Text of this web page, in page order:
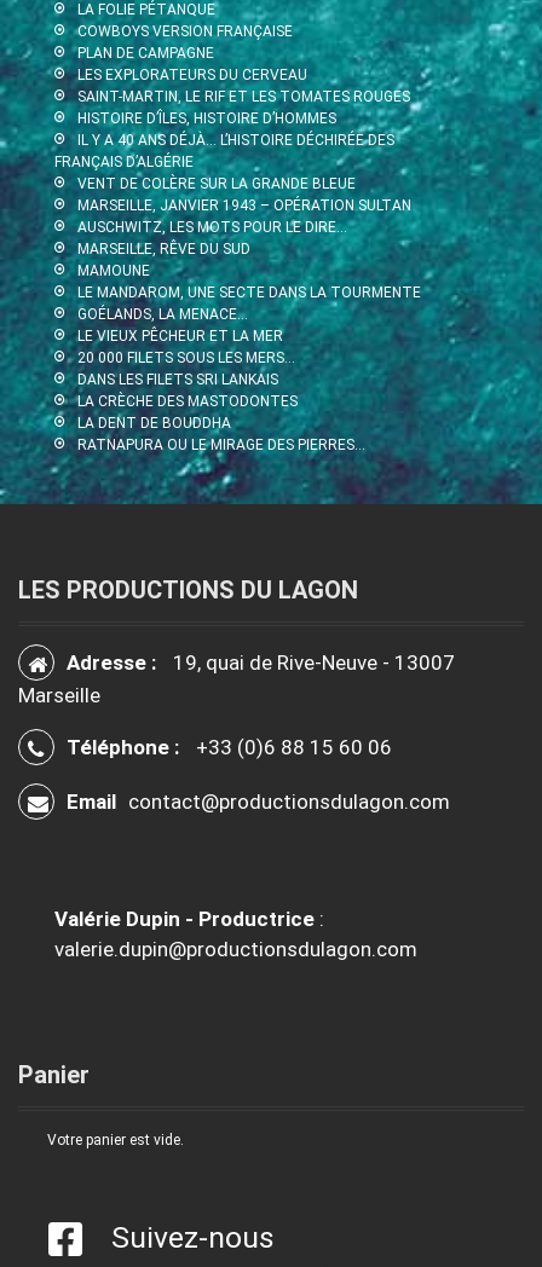
LA FOLIE PÉTANQUE
COWBOYS VERSION FRANÇAISE
PLAN DE CAMPAGNE
LES EXPLORATEURS DU CERVEAU
SAINT-MARTIN, LE RIF ET LES TOMATES ROUGES
HISTOIRE D’ÎLES, HISTOIRE D’HOMMES
IL Y A 40 ANS DÉJÀ… L’HISTOIRE DÉCHIRÉE DES
FRANÇAIS D’ALGÉRIE
VENT DE COLÈRE SUR LA GRANDE BLEUE
MARSEILLE, JANVIER 1943 – OPÉRATION SULTAN
AUSCHWITZ, LES MOTS POUR LE DIRE…
MARSEILLE, RÊVE DU SUD
MAMOUNE
LE MANDAROM, UNE SECTE DANS LA TOURMENTE
GOÉLANDS, LA MENACE…
LE VIEUX PÊCHEUR ET LA MER
20 000 FILETS SOUS LES MERS…
DANS LES FILETS SRI LANKAIS
LA CRÈCHE DES MASTODONTES
LA DENT DE BOUDDHA
RATNAPURA OU LE MIRAGE DES PIERRES…
LES PRODUCTIONS DU LAGON
Adresse :
19, quai de Rive-Neuve - 13007
Marseille
Téléphone : +33 (0)6 88 15 60 06
Email contact@productionsdulagon.com
Valérie Dupin - Productrice :
valerie.dupin@productionsdulagon.com
Panier
Votre panier est vide.
Suivez-nous